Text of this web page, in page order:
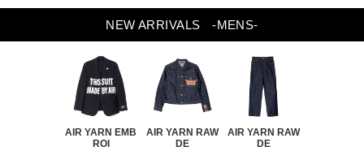
NEW ARRIVALS -MENS-
AIR YARN EMB
ROI
AIR YARN RAW
DE
AIR YARN RAW
DE